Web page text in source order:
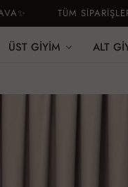
TÜM SİPARİŞLERDE
ÜST GIYIM ALT